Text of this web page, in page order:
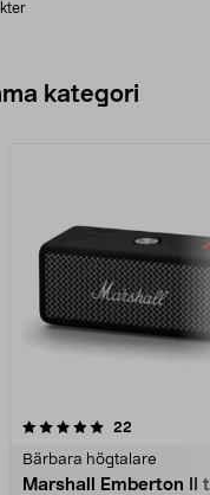
kategori
22
Bärbara högtalare
Marshall Emberton II
4.0 av 5 stjärnor